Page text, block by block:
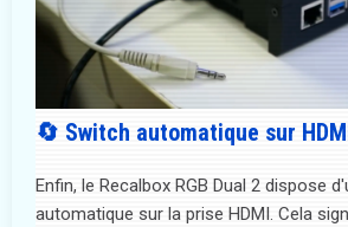
🔄 Switch automatique sur
Enfin, le Recalbox RGB Dual 2 dispose
automatique sur la prise HDMI. Cela